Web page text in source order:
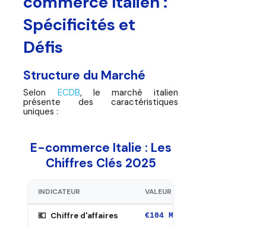
Spécificités et
Défis
Structure du Marché
Selon ECDB, le marché italien
présente des caractéristiques
uniques :
E-commerce Italie : Les
Chiffres Clés 2025
INDICATEUR VALEUR 2025
💶 Chiffre d'affaires €104 Mds